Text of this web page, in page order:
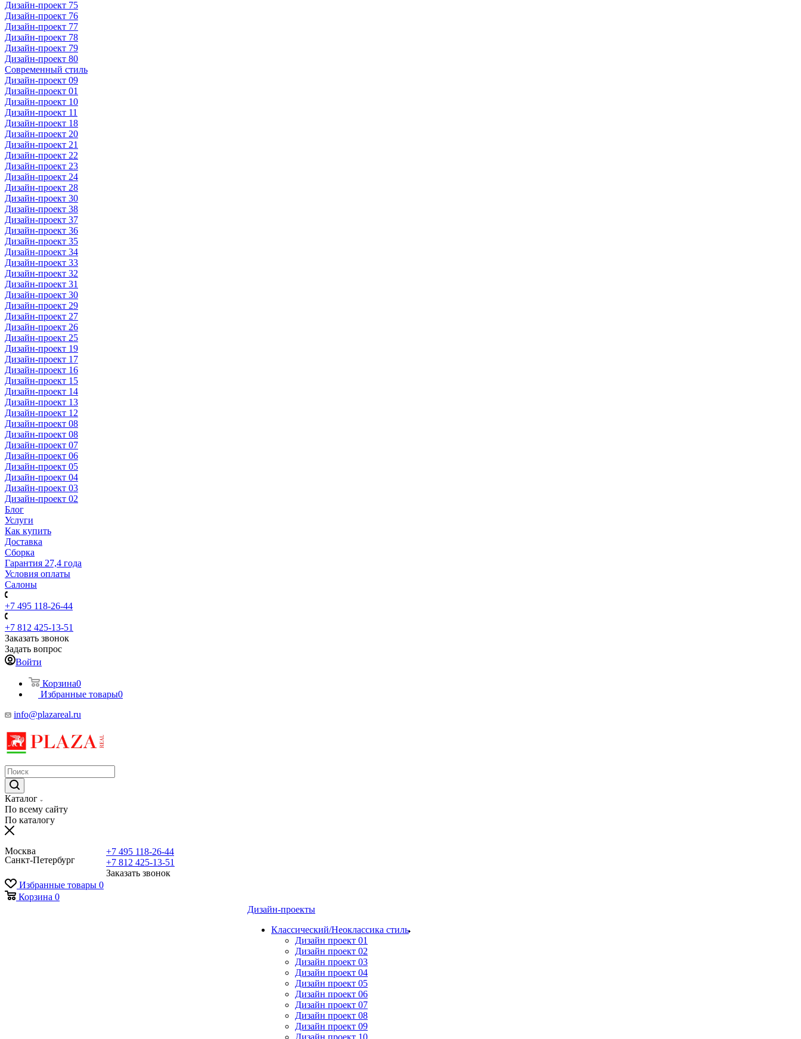
Дизайн-проект 75
Дизайн-проект 76
Дизайн-проект 77
Дизайн-проект 78
Дизайн-проект 79
Дизайн-проект 80
Современный стиль
Дизайн-проект 09
Дизайн-проект 01
Дизайн-проект 10
Дизайн-проект 11
Дизайн-проект 18
Дизайн-проект 20
Дизайн-проект 21
Дизайн-проект 22
Дизайн-проект 23
Дизайн-проект 24
Дизайн-проект 28
Дизайн-проект 30
Дизайн-проект 38
Дизайн-проект 37
Дизайн-проект 36
Дизайн-проект 35
Дизайн-проект 34
Дизайн-проект 33
Дизайн-проект 32
Дизайн-проект 31
Дизайн-проект 30
Дизайн-проект 29
Дизайн-проект 27
Дизайн-проект 26
Дизайн-проект 25
Дизайн-проект 19
Дизайн-проект 17
Дизайн-проект 16
Дизайн-проект 15
Дизайн-проект 14
Дизайн-проект 13
Дизайн-проект 12
Дизайн-проект 08
Дизайн-проект 08
Дизайн-проект 07
Дизайн-проект 06
Дизайн-проект 05
Дизайн-проект 04
Дизайн-проект 03
Дизайн-проект 02
Блог
Услуги
Как купить
Доставка
Сборка
Гарантия 27,4 года
Условия оплаты
Салоны
+7 495 118-26-44
+7 812 425-13-51
Заказать звонок
Задать вопрос
Войти
Корзина0
Избранные товары0
info@plazareal.ru
Каталог
По всему сайту
По каталогу
Москва
Санкт-Петербург
+7 495 118-26-44
+7 812 425-13-51
Заказать звонок
Избранные товары 0
Корзина 0
Дизайн-проекты
Классический/Неоклассика стиль
Дизайн проект 01
Дизайн проект 02
Дизайн проект 03
Дизайн проект 04
Дизайн проект 05
Дизайн проект 06
Дизайн проект 07
Дизайн проект 08
Дизайн проект 09
Дизайн проект 10